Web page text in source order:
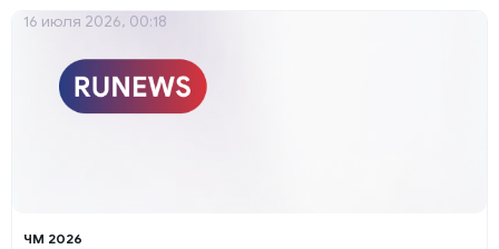
ЧМ 2026
16 июля 2026, 00:18